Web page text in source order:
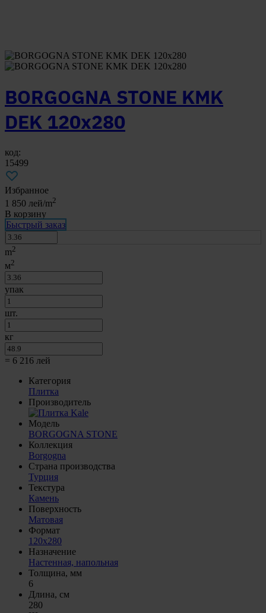
BORGOGNA STONE KMK
DEK 120x280
код:
15499
Избранное
1 850 лей/m2
В корзину
Быстрый заказ
m2
м2
упак
шт.
кг
= 6 216 лей
Категория
Плитка
Производитель
Модель
BORGOGNA STONE
Коллекция
Borgogna
Страна производства
Турция
Текстура
Камень
Поверхность
Матовая
Формат
120x280
Назначение
Настенная, напольная
Толщина, мм
6
Длина, см
280